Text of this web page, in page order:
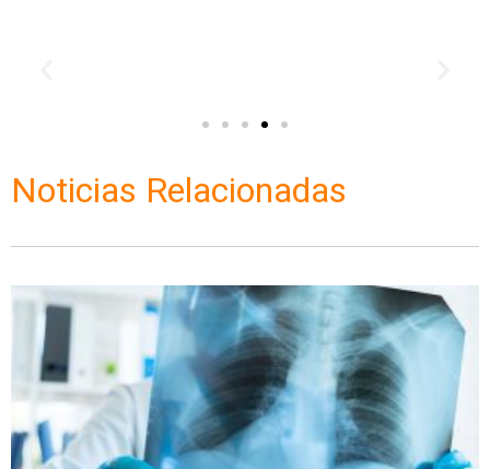
Noticias Relacionadas